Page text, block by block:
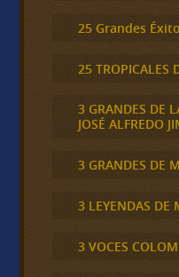
25 Grandes
25 TROPICALES
3 GRANDES DE
JOSÉ ALFREDO
3 GRANDES DE
3 LEYENDAS DE
3 VOCES